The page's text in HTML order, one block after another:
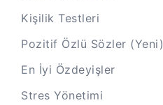
Kişilik Testleri
Pozitif Özlü Sözler (Yeni)
En İyi Özdeyişler
Stres Yönetimi